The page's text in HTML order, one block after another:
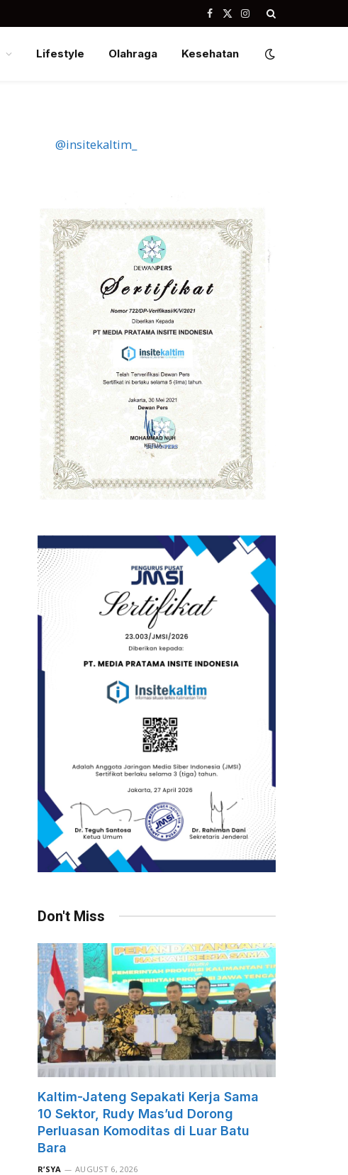
Facebook
X
Instagram
Lifestyle Olahraga Kesehatan
@insitekaltim_
Don't Miss
Kaltim-Jateng Sepakati Kerja Sama
10 Sektor, Rudy Mas’ud Dorong
Perluasan Komoditas di Luar Batu
Bara
R’SYA AUGUST 6, 2026